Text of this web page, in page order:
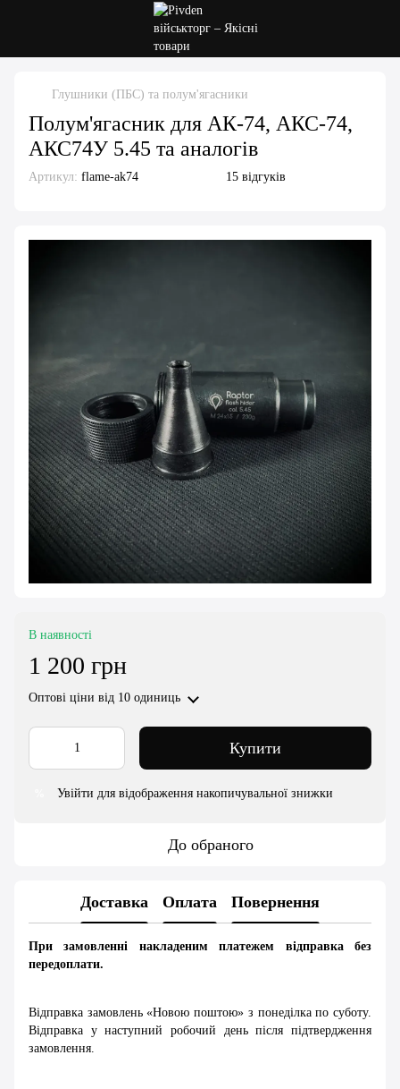
Глушники (ПБС) та полум'ягасники
Полум'ягасник для АК-74, АКС-74,
АКС74У 5.45 та аналогів
Артикул: flame-ak74 15 відгуків
В наявності
1 200 грн
Оптові ціни від 10 одиниць
Купити
Увійти для відображення накопичувальної знижки
До обраного
Доставка Оплата Повернення
При замовленні накладеним платежем відправка без
передоплати.
Відправка замовлень «Новою поштою» з понеділка по суботу.
Відправка у наступний робочий день після підтвердження
замовлення.